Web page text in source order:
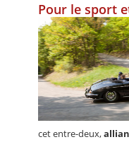
Pour le sport
cet entre-deux,